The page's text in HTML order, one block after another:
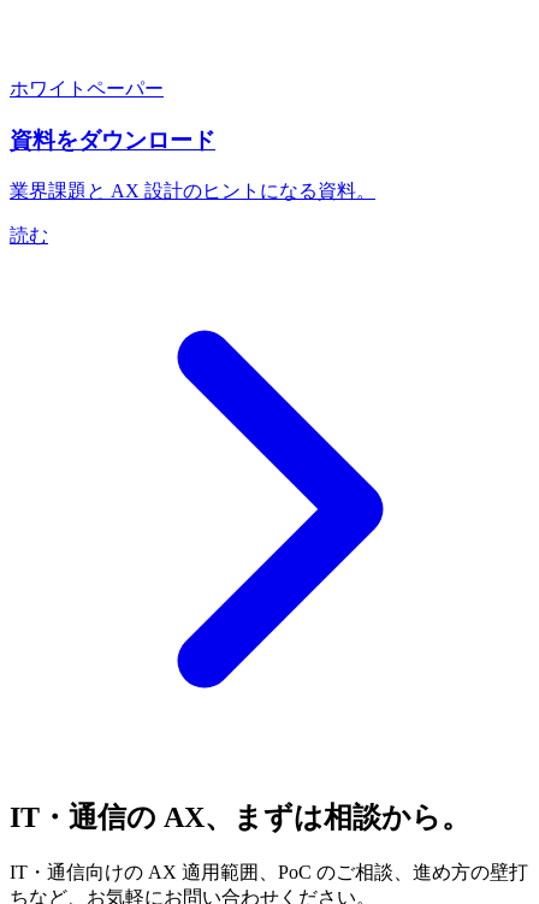
ホワイトペーパー
資料をダウンロード
業界課題と AX 設計のヒントになる資料。
読む
IT・通信の​ AX、​まずは​相談から。
IT・通信向けの AX 適用範囲、PoC のご相談、進め方の壁打
ちなど、お気軽にお問い合わせください。